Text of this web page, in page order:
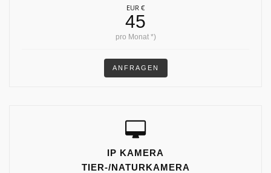
EUR €
45
pro Monat *)
ANFRAGEN
IP KAMERA
TIER-/NATURKAMERA